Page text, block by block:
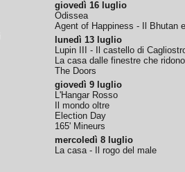
giovedì 16 luglio
Odissea
Agent of Happiness - Il Bhutan
lunedì 13 luglio
Lupin III - Il castello di
La casa dalle finestre che ridono
The Doors
giovedì 9 luglio
L'Hangar Rosso
Il mondo oltre
Election Day
165' Mineurs
mercoledì 8 luglio
La casa - Il rogo del male